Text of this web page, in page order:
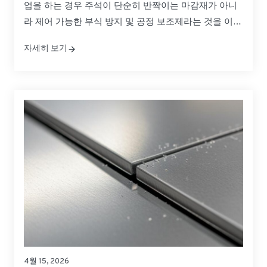
업을 하는 경우 주석이 단순히 반짝이는 마감재가 아니
라 제어 가능한 부식 방지 및 공정 보조제라는 것을 이미
코팅 중량 옵션을 사용하면 제품 보호, 성형 성능, 균형
자세히 보기
4월 15, 2026